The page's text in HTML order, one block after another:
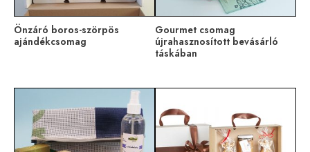
Önzáró boros-szörpös
ajándékcsomag
Gourmet csomag
újrahasznosított bevásárló
táskában